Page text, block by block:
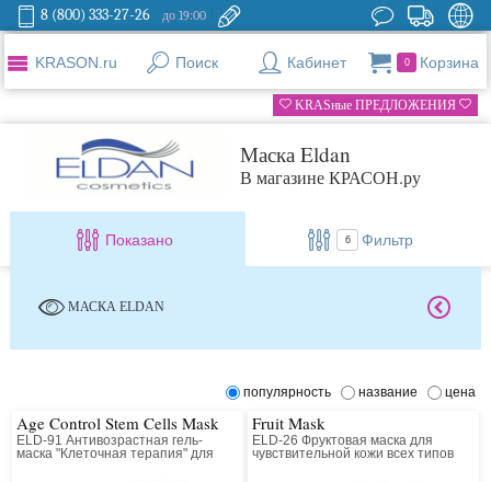
8 (800) 333-27-26 до 19:00
KRASON.ru Поиск Кабинет 0 Корзина
KRASные ПРЕДЛОЖЕНИЯ
Маска Eldan
В магазине КРАСОН.ру
Показано 6 Фильтр
МАСКА ELDAN
популярность название цена
Age Control Stem Cells Mask
ELD-91 Антивозрастная гель-
маска "Клеточная терапия" для
Fruit Mask
ELD-26 Фруктовая маска для
чувствительной кожи всех типов